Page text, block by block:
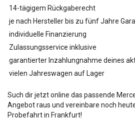
14-tägigem Rückgaberecht
je nach Hersteller bis zu fünf Jahre
individuelle Finanzierung
Zulassungsservice inklusive
garantierter Inzahlungnahme deines
vielen Jahreswagen auf Lager
Such dir jetzt online das passende
Angebot raus und vereinbare noch
Probefahrt in Frankfurt!